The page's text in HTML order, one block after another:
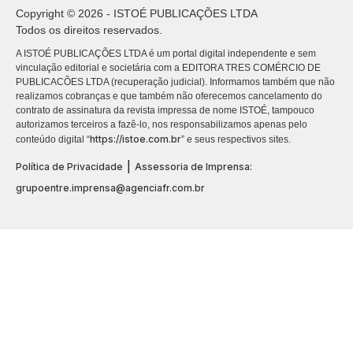
Copyright © 2026 - ISTOÉ PUBLICAÇÕES LTDA
Todos os direitos reservados.
A ISTOÉ PUBLICAÇÕES LTDA é um portal digital independente e sem
vinculação editorial e societária com a EDITORA TRES COMÉRCIO DE
PUBLICACÕES LTDA (recuperação judicial). Informamos também que não
realizamos cobranças e que também não oferecemos cancelamento do
contrato de assinatura da revista impressa de nome ISTOÉ, tampouco
autorizamos terceiros a fazê-lo, nos responsabilizamos apenas pelo
conteúdo digital “https://istoe.com.br” e seus respectivos sites.
Política de Privacidade
Assessoria de Imprensa:
grupoentre.imprensa@agenciafr.com.br